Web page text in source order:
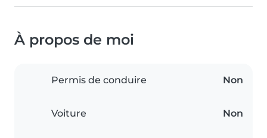
À propos de moi
Permis de conduire Non
Voiture Non